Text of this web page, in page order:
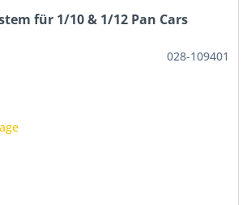
für 1/10 & 1/12 Pan Cars
028-109401